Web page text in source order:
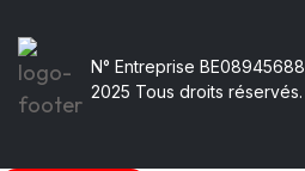
N° Entreprise
2025 Tous droits